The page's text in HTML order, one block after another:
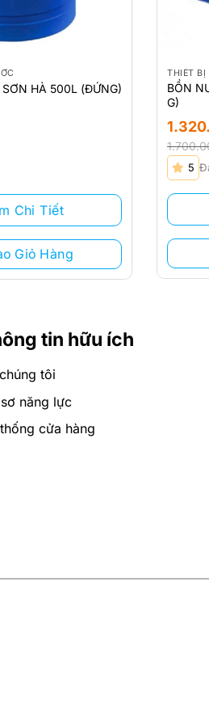
HÀ 500L (ĐỨNG)
Chi Tiết
Giỏ Hàng
THIẾT BỊ
BỒN
G)
Giá
gốc
là:
Giá
hiện
tại
5
tin hữu ích
tôi
năng lực
cửa hàng